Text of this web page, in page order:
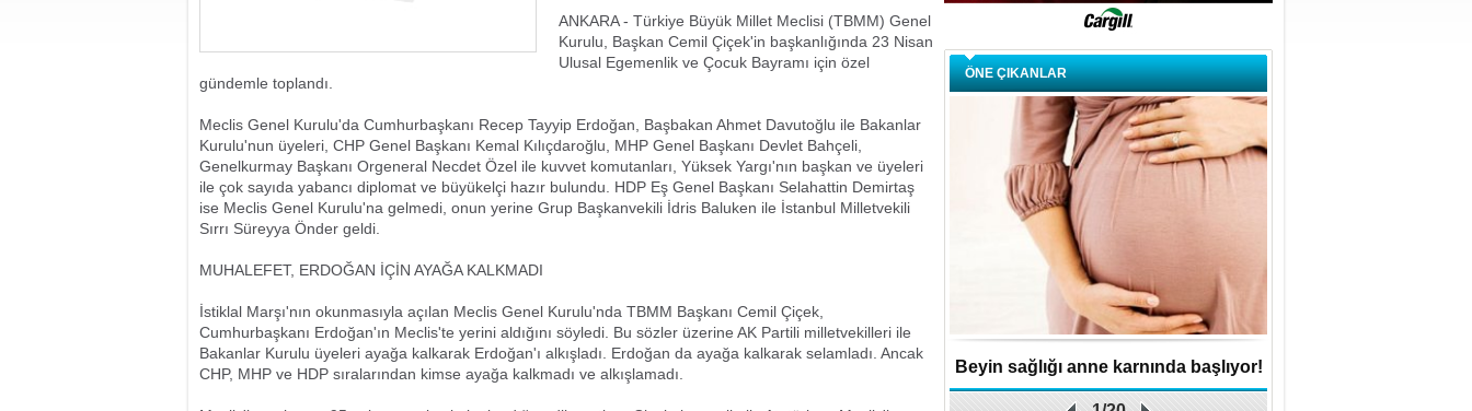
ANKARA - Türkiye Büyük Millet Meclisi (TBMM) Genel
Kurulu, Başkan Cemil Çiçek'in başkanlığında 23 Nisan
Ulusal Egemenlik ve Çocuk Bayramı için özel
gündemle toplandı.
Meclis Genel Kurulu'da Cumhurbaşkanı Recep Tayyip Erdoğan, Başbakan Ahmet Davutoğlu ile Bakanlar
Kurulu'nun üyeleri, CHP Genel Başkanı Kemal Kılıçdaroğlu, MHP Genel Başkanı Devlet Bahçeli,
Genelkurmay Başkanı Orgeneral Necdet Özel ile kuvvet komutanları, Yüksek Yargı'nın başkan ve üyeleri
ile çok sayıda yabancı diplomat ve büyükelçi hazır bulundu. HDP Eş Genel Başkanı Selahattin Demirtaş
ise Meclis Genel Kurulu'na gelmedi, onun yerine Grup Başkanvekili İdris Baluken ile İstanbul Milletvekili
Sırrı Süreyya Önder geldi.
MUHALEFET, ERDOĞAN İÇİN AYAĞA KALKMADI
İstiklal Marşı'nın okunmasıyla açılan Meclis Genel Kurulu'nda TBMM Başkanı Cemil Çiçek,
Cumhurbaşkanı Erdoğan'ın Meclis'te yerini aldığını söyledi. Bu sözler üzerine AK Partili milletvekilleri ile
Bakanlar Kurulu üyeleri ayağa kalkarak Erdoğan'ı alkışladı. Erdoğan da ayağa kalkarak selamladı. Ancak
CHP, MHP ve HDP sıralarından kimse ayağa kalkmadı ve alkışlamadı.
ÖNE ÇIKANLAR
Beyin sağlığı anne karnında başlıyor!